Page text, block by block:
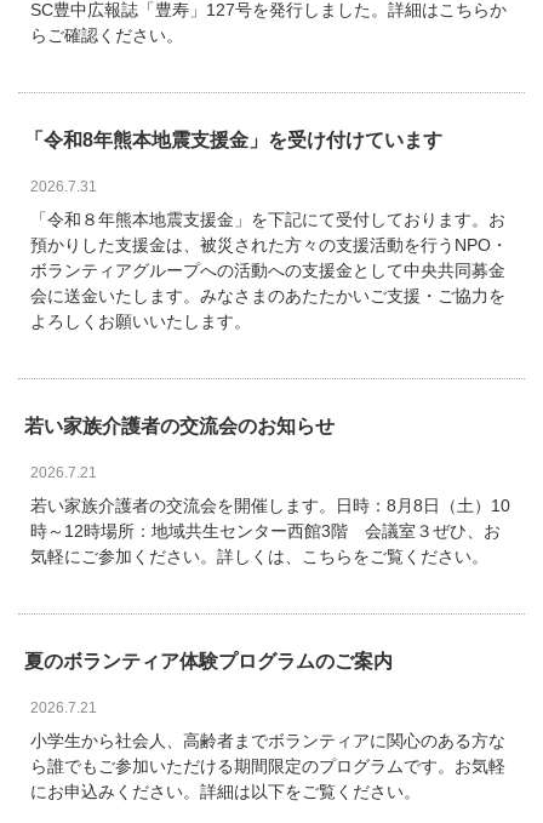
SC豊中広報誌「豊寿」127号を発行しました。詳細はこちらか
らご確認ください。
「令和8年熊本地震支援金」を受け付けています
2026.7.31
「令和８年熊本地震支援金」を下記にて受付しております。お
預かりした支援金は、被災された方々の支援活動を行うNPO・
ボランティアグループへの活動への支援金として中央共同募金
会に送金いたします。みなさまのあたたかいご支援・ご協力を
よろしくお願いいたします。
若い家族介護者の交流会のお知らせ
2026.7.21
若い家族介護者の交流会を開催します。日時：8月8日（土）10
時～12時場所：地域共生センター西館3階 会議室３ぜひ、お
気軽にご参加ください。詳しくは、こちらをご覧ください。
夏のボランティア体験プログラムのご案内
2026.7.21
小学生から社会人、高齢者までボランティアに関心のある方な
ら誰でもご参加いただける期間限定のプログラムです。お気軽
にお申込みください。詳細は以下をご覧ください。